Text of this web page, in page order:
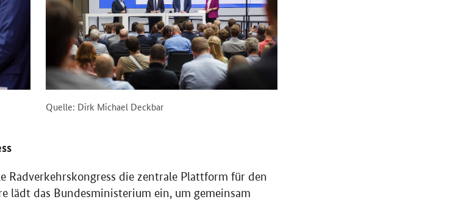
Quelle: Dirk Michael Deckbar
Radverkehrskongress die zentrale Plattform für den
lädt das Bundesministerium ein, um gemeinsam